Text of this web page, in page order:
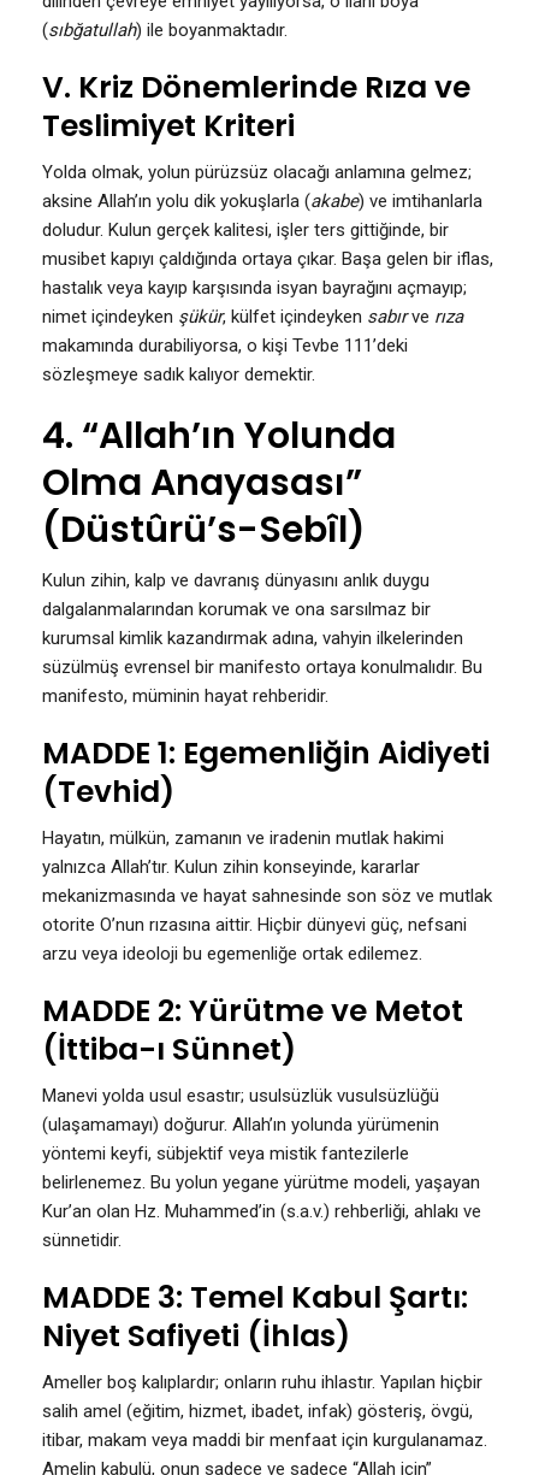
(sıbğatullah) ile boyanmaktadır.
V. Kriz Dönemlerinde Rıza ve
Teslimiyet Kriteri
Yolda olmak, yolun pürüzsüz olacağı anlamına gelmez;
aksine Allah’ın yolu dik yokuşlarla (akabe) ve imtihanlarla
doludur. Kulun gerçek kalitesi, işler ters gittiğinde, bir
musibet kapıyı çaldığında ortaya çıkar. Başa gelen bir iflas,
hastalık veya kayıp karşısında isyan bayrağını açmayıp;
nimet içindeyken şükür, külfet içindeyken sabırve rıza
makamında durabiliyorsa, o kişi Tevbe 111’deki
sözleşmeye sadık kalıyor demektir.
4. “Allah’ın Yolunda
Olma Anayasası”
(Düstûrü’s-Sebîl)
Kulun zihin, kalp ve davranış dünyasını anlık duygu
dalgalanmalarından korumak ve ona sarsılmaz bir
kurumsal kimlik kazandırmak adına, vahyin ilkelerinden
süzülmüş evrensel bir manifesto ortaya konulmalıdır. Bu
manifesto, müminin hayat rehberidir.
MADDE 1: Egemenliğin Aidiyeti
(Tevhid)
Hayatın, mülkün, zamanın ve iradenin mutlak hakimi
yalnızca Allah’tır. Kulun zihin konseyinde, kararlar
mekanizmasında ve hayat sahnesinde son söz ve mutlak
otorite O’nun rızasına aittir. Hiçbir dünyevi güç, nefsani
arzu veya ideoloji bu egemenliğe ortak edilemez.
MADDE 2: Yürütme ve Metot
(İttiba-ı Sünnet)
Manevi yolda usul esastır; usulsüzlük vusulsüzlüğü
(ulaşamamayı) doğurur. Allah’ın yolunda yürümenin
yöntemi keyfi, sübjektif veya mistik fantezilerle
belirlenemez. Bu yolun yegane yürütme modeli, yaşayan
Kur’an olan Hz. Muhammed’in (s.a.v.) rehberliği, ahlakı ve
sünnetidir.
MADDE 3: Temel Kabul Şartı:
Niyet Safiyeti (İhlas)
Ameller boş kalıplardır; onların ruhu ihlastır. Yapılan hiçbir
salih amel (eğitim, hizmet, ibadet, infak) gösteriş, övgü,
itibar, makam veya maddi bir menfaat için kurgulanamaz.
Amelin kabulü, onun sadece ve sadece “Allah için”